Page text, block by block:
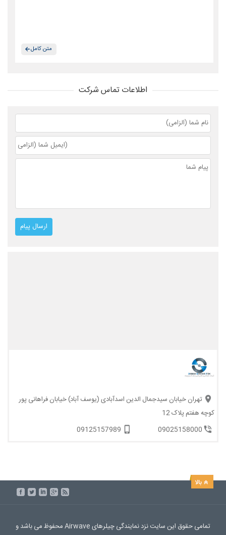
متن کامل
اطلاعات تماس شرکت
تهران خیابان سیدجمال الدین اسدآبادی (یوسف آباد) خیابان فراهانی پور
کوچه هفتم پلاک 12
09025158000
09125157989
تمامی حقوق این سایت نزد نمایندگی چیلرهای Airwave محفوظ می باشد و